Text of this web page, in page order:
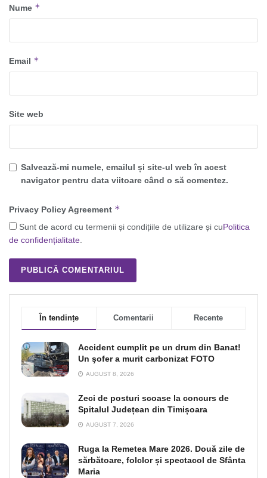
Nume *
Email *
Site web
Salvează-mi numele, emailul și site-ul web în acest
navigator pentru data viitoare când o să comentez.
Privacy Policy Agreement *
Sunt de acord cu termenii și condițiile de utilizare și cuPolitica
de confidențialitate.
În tendințe Comentarii Recente
Accident cumplit pe un drum din Banat!
Un şofer a murit carbonizat FOTO
AUGUST 8, 2026
Zeci de posturi scoase la concurs de
Spitalul Județean din Timișoara
AUGUST 7, 2026
Ruga la Remetea Mare 2026. Două zile de
sărbătoare, folclor și spectacol de Sfânta
Maria